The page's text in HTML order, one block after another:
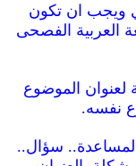
ويجب ان تكون
العربية الفصحى
لعنوان الموضوع
نفسه.
سؤال..